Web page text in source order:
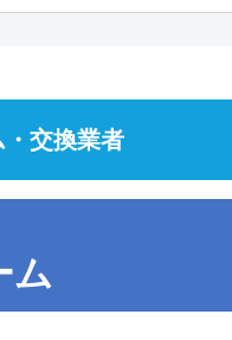
交換業者
ム